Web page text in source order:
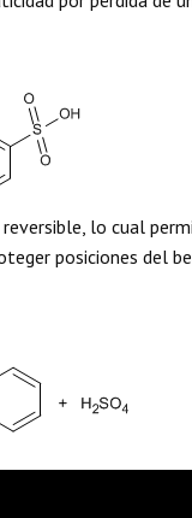
lo cual
posiciones del